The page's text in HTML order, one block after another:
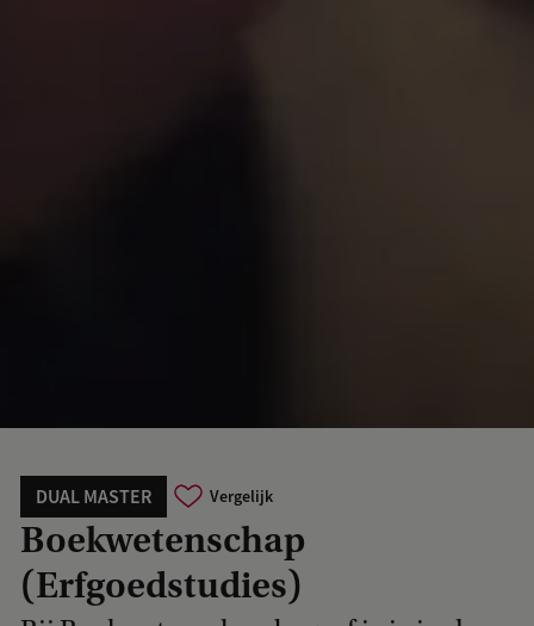
DUAL MASTER Vergelijk
Boekwetenschap
(Erfgoedstudies)